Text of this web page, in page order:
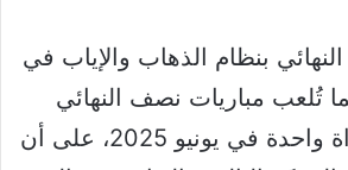
بنظام الذهاب والإياب في
بينما تُلعب مباريات نصف النهائي
والنهائي من مباراة واحدة في يونيو 2025، على أن